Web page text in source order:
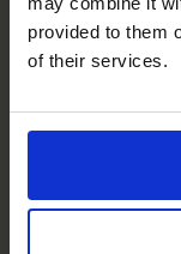
provided to them
of their services.
Strategische
brengen.